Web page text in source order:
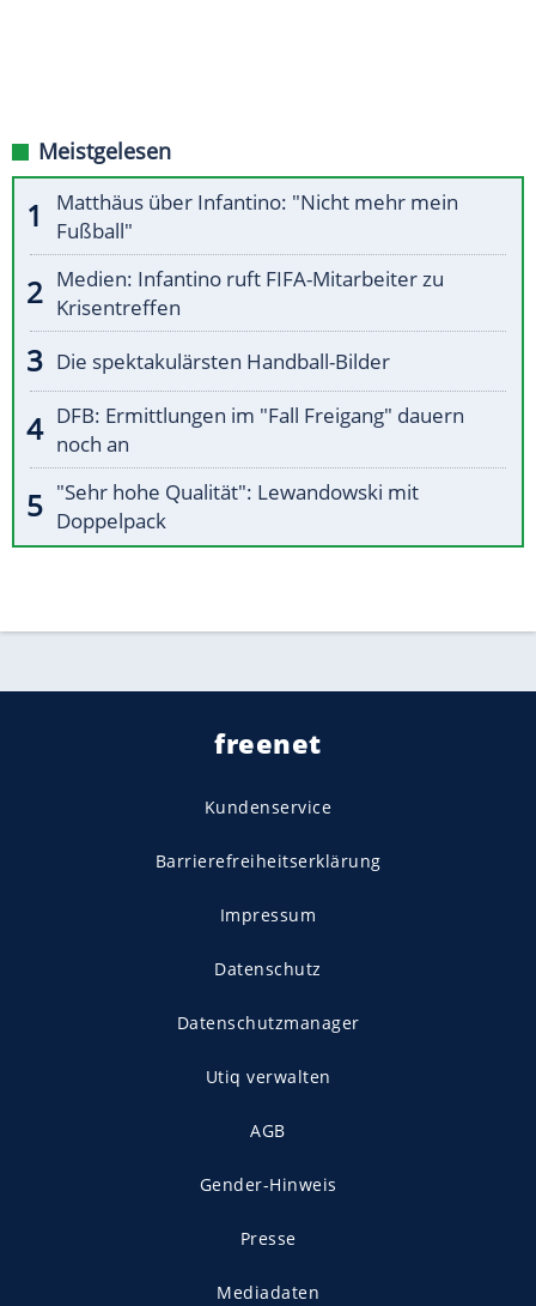
Meistgelesen
Matthäus über Infantino: "Nicht mehr mein
Fußball"
Medien: Infantino ruft FIFA-Mitarbeiter zu
Krisentreffen
Die spektakulärsten Handball-Bilder
DFB: Ermittlungen im "Fall Freigang" dauern
noch an
"Sehr hohe Qualität": Lewandowski mit
Doppelpack
freenet
Kundenservice
Barrierefreiheitserklärung
Impressum
Datenschutz
Datenschutzmanager
Utiq verwalten
AGB
Gender-Hinweis
Presse
Mediadaten